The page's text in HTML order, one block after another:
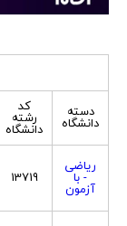
دسته
دانشگاه
کد
رشته
دانشگاه
ریاضی
- با
آزمون
13719